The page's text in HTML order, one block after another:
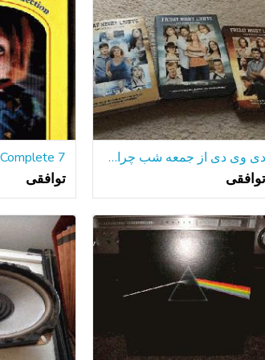
دی وی دی از جمعه شب چراغ و گیلمور دختران
توافقی توافقی